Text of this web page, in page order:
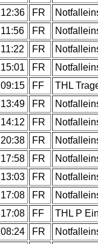
12:36 FR
11:56 FR
11:22 FR
15:01 FR
09:15 FF
THL
13:49 FR
14:12 FR
20:38 FR
17:58 FR
13:03 FR
17:08 FR
17:08 FF
THL P
08:24 FR